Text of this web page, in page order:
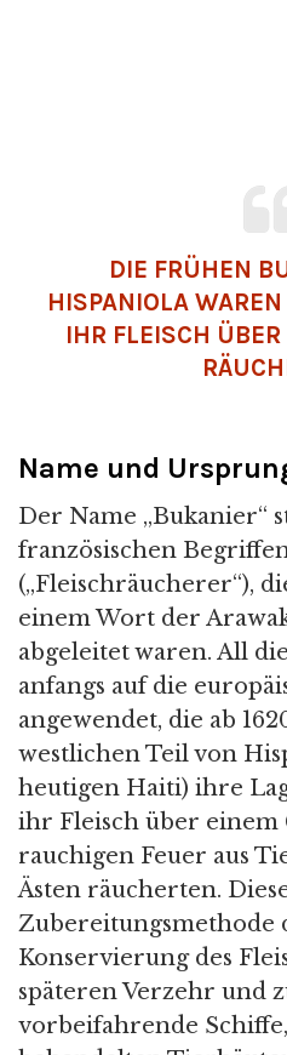
DIE FRÜHEN
HISPANIOLA
IHR FLEISCH
Name und
Der Name „Bukanier“
französischen
(„Fleischräucherer“),
einem Wort der
abgeleitet waren. All
anfangs auf die
angewendet, die ab
westlichen Teil von
heutigen Haiti) ihre
ihr Fleisch über
rauchigen Feuer aus
Ästen räucherten.
Zubereitungsmethode
Konservierung des
späteren Verzehr und
vorbeifahrende